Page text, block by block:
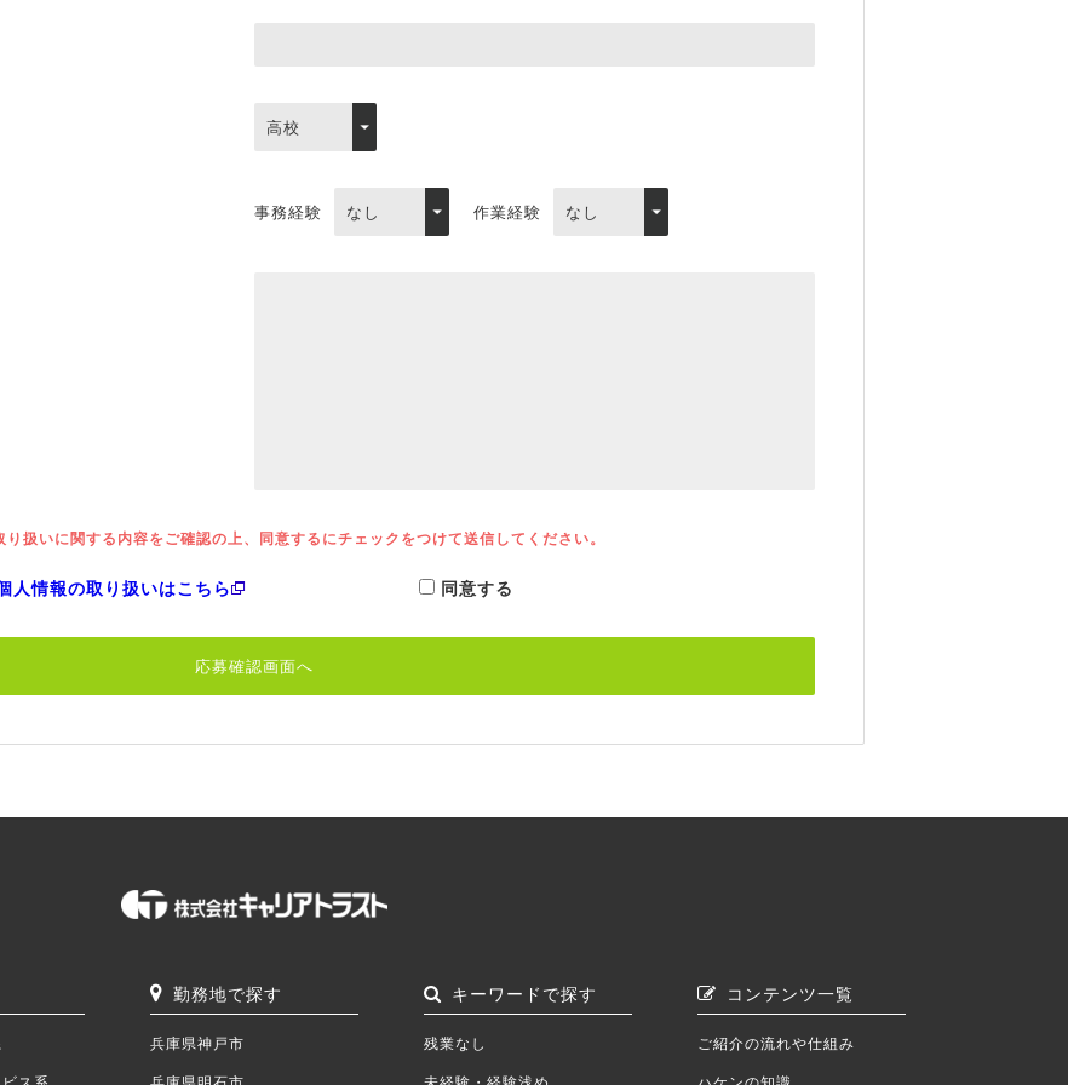
事務経験 作業経験
扱いに関する内容をご確認の上、同意するにチェックをつけて送信してください。
人情報の取り扱いはこちら 同意する
勤務地で探す
兵庫県神戸市
キーワードで探す
残業なし
コンテンツ一覧
ご紹介の流れや仕組み